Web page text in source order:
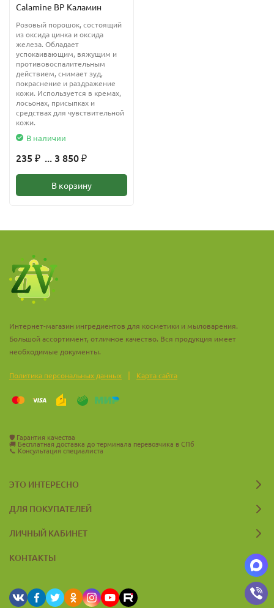
Calamine BP Каламин
Розовый порошок, состоящий
из оксида цинка и оксида
железа. Обладает
успокаивающим, вяжущим и
противовоспалительным
действием, снимает зуд,
покраснение и раздражение
кожи. Используется в кремах,
лосьонах, присыпках и
средствах для чувствительной
кожи.
В наличии
235 ₽ ... 3 850 ₽
В корзину
Интернет-магазин ингредиентов для косметики и мыловарения.
Большой ассортимент, отличное качество. Вся продукция имеет
необходимые документы.
Политика персональных данных | Карта сайта
🛡️ Гарантия качества
🚚 Бесплатная доставка до терминала перевозчика в СПб
📞 Консультация специалиста
ЭТО ИНТЕРЕСНО
ДЛЯ ПОКУПАТЕЛЕЙ
ЛИЧНЫЙ КАБИНЕТ
КОНТАКТЫ